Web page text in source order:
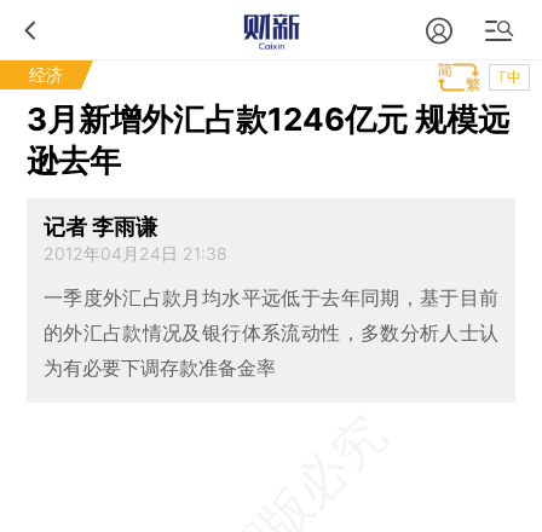
经济 T中
3月新增外汇占款1246亿元 规模远
逊去年
记者 李雨谦
2012年04月24日 21:38
一季度外汇占款月均水平远低于去年同期，基于目前
的外汇占款情况及银行体系流动性，多数分析人士认
为有必要下调存款准备金率